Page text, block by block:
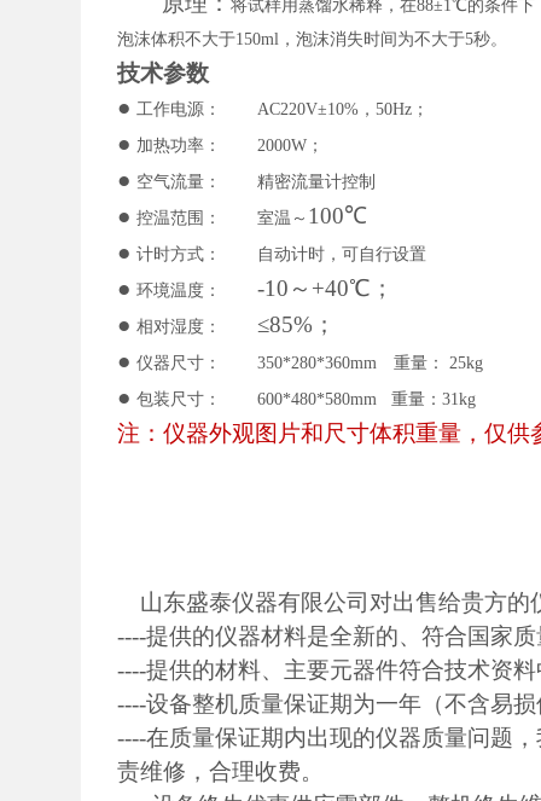
将试样用蒸馏水稀释，在88±1℃的条件下
泡沫体积不大于150ml，泡沫消失时间为不大于5秒。
技术参数
● 工作电源： AC220V±10%，50Hz；
● 加热功率： 2000W；
● 空气流量： 精密流量计控制
● 控温范围： 室温～ 100℃
● 计时方式： 自动计时，可自行设置
● 环境温度：
-10～+40℃；
● 相对湿度：
≤85%；
● 仪器尺寸： 350*280*360mm 重量 ： 25kg
● 包装尺寸： 600*480*580mm 重量：31kg
注：仪器外观图片和尺寸体积重量，仅
山东盛泰仪器有限公司对出售给贵方的
----提供的仪器材料是全新的、符合国家
----提供的材料、主要元器件符合技术资
----设备整机质量保证期为一年（不含易
----在质量保证期内出现的仪器质量问题
责维修，合理收费。